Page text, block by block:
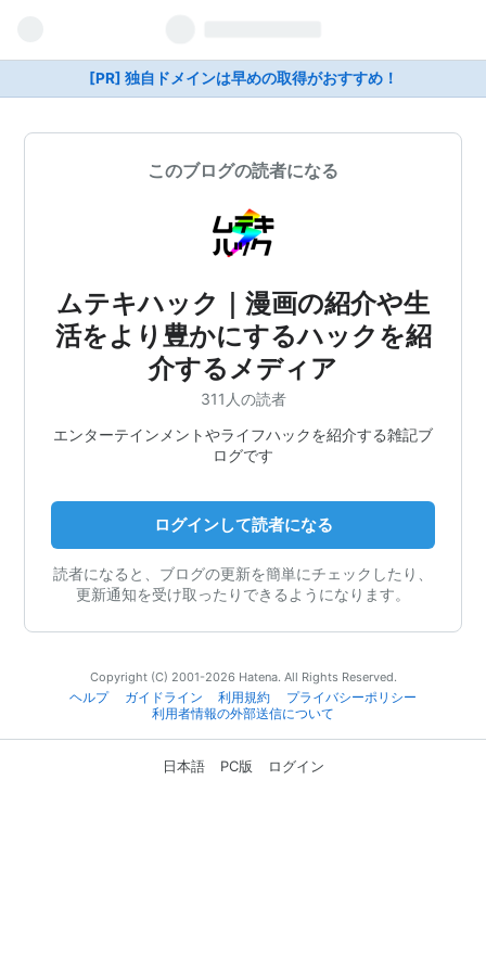
[PR] 独自ドメインは早めの取得がおすすめ！
このブログの読者になる
ムテキハック｜漫画の紹介や生
活をより豊かにするハックを紹
介するメディア
311人の読者
エンターテインメントやライフハックを紹介する雑記ブ
ログです
ログインして読者になる
読者になると、ブログの更新を簡単にチェックしたり、
更新通知を受け取ったりできるようになります。
Copyright (C) 2001-2026 Hatena. All Rights Reserved.
ヘルプ
ガイドライン 利用規約
プライバシーポリシー
利用者情報の外部送信について
日本語 PC版 ログイン